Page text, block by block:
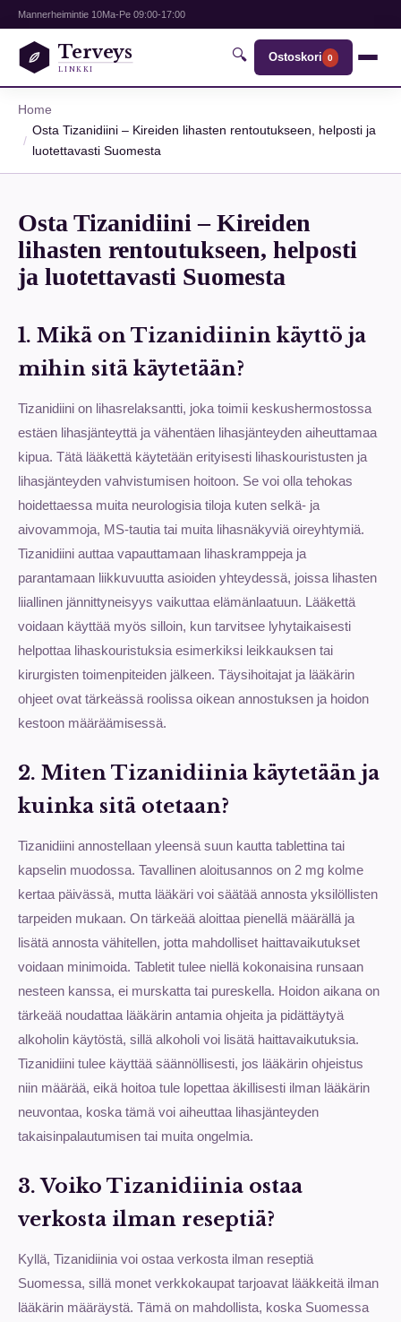
Mannerheimintie 10Ma-Pe 09:00-17:00
Terveys
LINKKI
🔍 Ostoskori 0
Home
Osta Tizanidiini – Kireiden lihasten rentoutukseen, helposti ja
luotettavasti Suomesta
Osta Tizanidiini – Kireiden
lihasten rentoutukseen, helposti
ja luotettavasti Suomesta
1. Mikä on Tizanidiinin käyttö ja
mihin sitä käytetään?
Tizanidiini on lihasrelaksantti, joka toimii keskushermostossa
estäen lihasjänteyttä ja vähentäen lihasjänteyden aiheuttamaa
kipua. Tätä lääkettä käytetään erityisesti lihaskouristusten ja
lihasjänteyden vahvistumisen hoitoon. Se voi olla tehokas
hoidettaessa muita neurologisia tiloja kuten selkä- ja
aivovammoja, MS-tautia tai muita lihasnäkyviä oireyhtymiä.
Tizanidiini auttaa vapauttamaan lihaskramppeja ja
parantamaan liikkuvuutta asioiden yhteydessä, joissa lihasten
liiallinen jännittyneisyys vaikuttaa elämänlaatuun. Lääkettä
voidaan käyttää myös silloin, kun tarvitsee lyhytaikaisesti
helpottaa lihaskouristuksia esimerkiksi leikkauksen tai
kirurgisten toimenpiteiden jälkeen. Täysihoitajat ja lääkärin
ohjeet ovat tärkeässä roolissa oikean annostuksen ja hoidon
kestoon määräämisessä.
2. Miten Tizanidiinia käytetään ja
kuinka sitä otetaan?
Tizanidiini annostellaan yleensä suun kautta tablettina tai
kapselin muodossa. Tavallinen aloitusannos on 2 mg kolme
kertaa päivässä, mutta lääkäri voi säätää annosta yksilöllisten
tarpeiden mukaan. On tärkeää aloittaa pienellä määrällä ja
lisätä annosta vähitellen, jotta mahdolliset haittavaikutukset
voidaan minimoida. Tabletit tulee niellä kokonaisina runsaan
nesteen kanssa, ei murskatta tai pureskella. Hoidon aikana on
tärkeää noudattaa lääkärin antamia ohjeita ja pidättäytyä
alkoholin käytöstä, sillä alkoholi voi lisätä haittavaikutuksia.
Tizanidiini tulee käyttää säännöllisesti, jos lääkärin ohjeistus
niin määrää, eikä hoitoa tule lopettaa äkillisesti ilman lääkärin
neuvontaa, koska tämä voi aiheuttaa lihasjänteyden
takaisinpalautumisen tai muita ongelmia.
3. Voiko Tizanidiinia ostaa
verkosta ilman reseptiä?
Kyllä, Tizanidiinia voi ostaa verkosta ilman reseptiä
Suomessa, sillä monet verkkokaupat tarjoavat lääkkeitä ilman
lääkärin määräystä. Tämä on mahdollista, koska Suomessa